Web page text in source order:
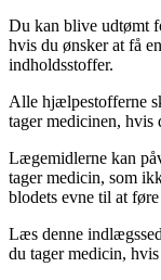
Du kan blive udtømt
hvis du ønsker at få
indholdsstoffer.
Alle hjælpestofferne
tager medicinen, hvis
Lægemidlerne kan
tager medicin, som
blodets evne til at
Læs denne
du tager medicin,